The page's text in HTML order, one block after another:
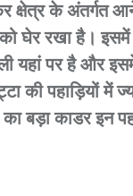
क्षेत्र के अंतर्गत
घेर रखा है।
यहां पर है और
की पहाड़ियों में
काडर इन